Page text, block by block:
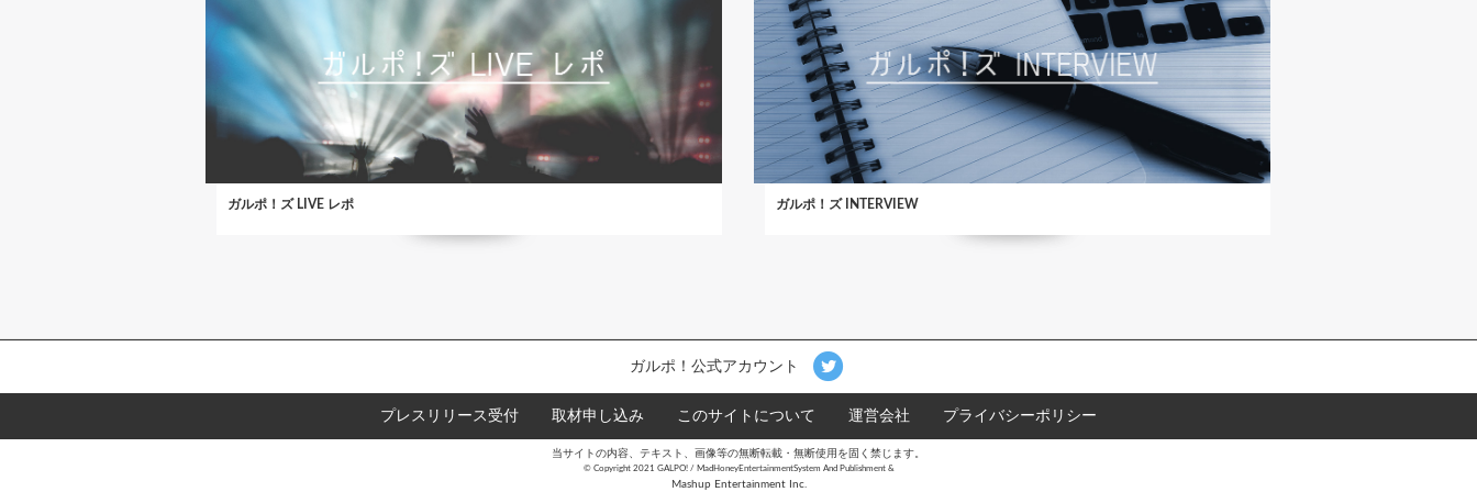
ガルポ！ズ LIVE レポ ガルポ！ズ INTERVIEW
ガルポ！公式アカウント
プレスリリース受付 取材申し込み このサイトについて 運営会社 プライバシーポリシー
当サイトの内容、テキスト、画像等の無断転載・無断使用を固く禁じます。
©︎ Copyright 2021 GALPO! / MadHoneyEntertainmentSystem And Publishment &
Mashup Entertainment Inc.